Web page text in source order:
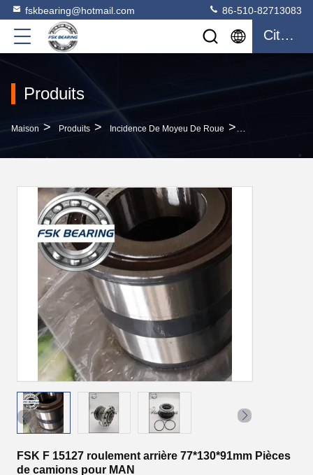
fskbearing@hotmail.com 86-510-82713083
Citation
Produits
Maison > Produits > Incidence De Moyeu De Roue >
FSK F 15127 roulement arrière 77*130*91mm Pièces
de camions pour MAN